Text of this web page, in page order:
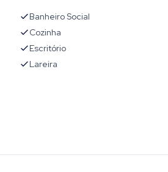
Banheiro Social
Cozinha
Escritório
Lareira